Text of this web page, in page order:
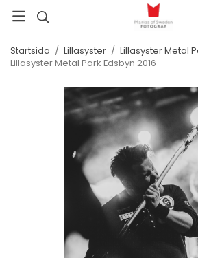
Startsida / Lillasyster / Lillasyster Metal
Lillasyster Metal Park Edsbyn 2016